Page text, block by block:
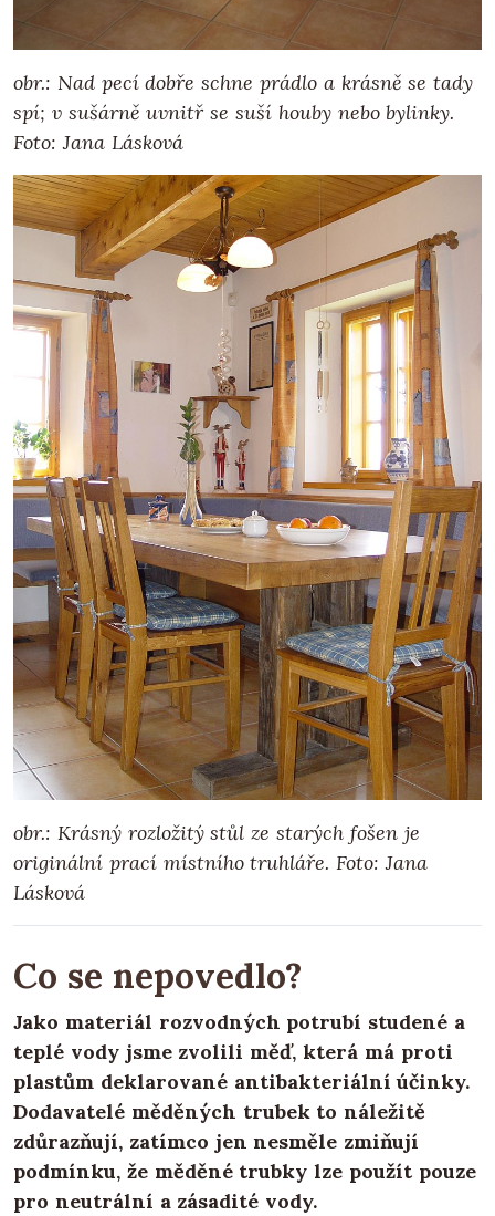
obr.: Nad pecí dobře schne prádlo a krásně se tady
spí; v sušárně uvnitř se suší houby nebo bylinky.
Foto: Jana Lásková
obr.: Krásný rozložitý stůl ze starých fošen je
originální prací místního truhláře. Foto: Jana
Lásková
Co se nepovedlo?
Jako materiál rozvodných potrubí studené a
teplé vody jsme zvolili měď, která má proti
plastům deklarované antibakteriální účinky.
Dodavatelé měděných trubek to náležitě
zdůrazňují, zatímco jen nesměle zmiňují
podmínku, že měděné trubky lze použít pouze
pro neutrální a zásadité vody.